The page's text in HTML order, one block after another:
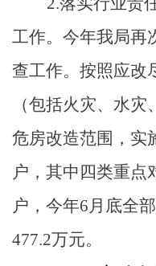
工作。 今年我局再
查工作。按照应改
（包括火灾、水
危房改造范围，实
户，其中四类重点
户，今年6 月底全
477.2万元。